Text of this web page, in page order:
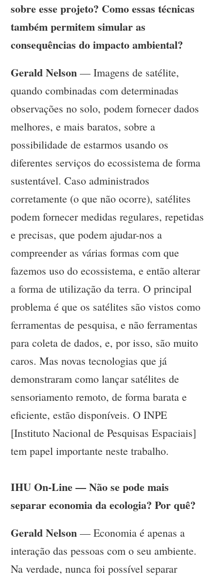
sobre esse projeto? Como essas técnicas
também permitem simular as
consequências do impacto ambiental?
Gerald Nelson — Imagens de satélite,
quando combinadas com determinadas
observações no solo, podem fornecer dados
melhores, e mais baratos, sobre a
possibilidade de estarmos usando os
diferentes serviços do ecossistema de forma
sustentável. Caso administrados
corretamente (o que não ocorre), satélites
podem fornecer medidas regulares, repetidas
e precisas, que podem ajudar-nos a
compreender as várias formas com que
fazemos uso do ecossistema, e então alterar
a forma de utilização da terra. O principal
problema é que os satélites são vistos como
ferramentas de pesquisa, e não ferramentas
para coleta de dados, e, por isso, são muito
caros. Mas novas tecnologias que já
demonstraram como lançar satélites de
sensoriamento remoto, de forma barata e
eficiente, estão disponíveis. O INPE
[Instituto Nacional de Pesquisas Espaciais]
tem papel importante neste trabalho.
IHU On-Line — Não se pode mais
separar economia da ecologia? Por quê?
Gerald Nelson — Economia é apenas a
interação das pessoas com o seu ambiente.
Na verdade, nunca foi possível separar